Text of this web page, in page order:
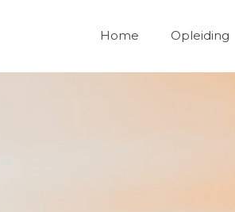
Home Opleiding